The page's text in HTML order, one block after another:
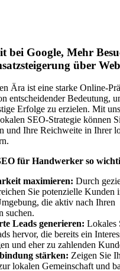
bei Google, Mehr
über
Ära ist eine starke Online-
entscheidender Bedeutung,
Erfolge zu erzielen. Mit
SEO-Strategie können
und Ihre Reichweite in Ihrer
für Handwerker so
maximieren: Durch
Sie potenzielle Kunden
die aktiv nach Ihren
suchen.
Leads generieren: Lokales
hervor, die bereits ein
und eher zu zahlenden
stärken: Zeigen Sie
lokalen Gemeinschaft und